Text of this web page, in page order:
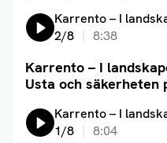
Lyssna på:
Karrento – I
2/8
8:38
Karrento – I
Usta och säkerheten
Läs artikel
Lyssna på:
Karrento – I
1/8
8:04